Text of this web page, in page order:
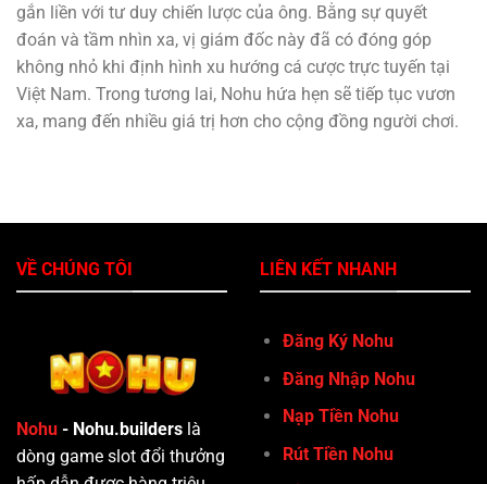
gắn liền với tư duy chiến lược của ông. Bằng sự quyết
đoán và tầm nhìn xa, vị giám đốc này đã có đóng góp
không nhỏ khi định hình xu hướng cá cược trực tuyến tại
Việt Nam. Trong tương lai, Nohu hứa hẹn sẽ tiếp tục vươn
xa, mang đến nhiều giá trị hơn cho cộng đồng người chơi.
VỀ CHÚNG TÔI
Nohu - Nohu.builders là
dòng game slot đổi thưởng
LIÊN KẾT NHANH
Đăng Ký Nohu
Đăng Nhập Nohu
Nạp Tiền Nohu
Rút Tiền Nohu